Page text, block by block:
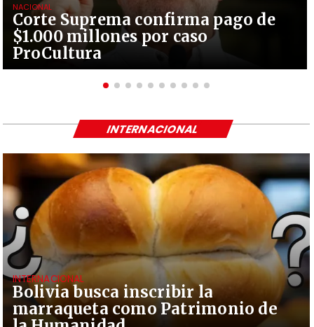
Corte Suprema confirma pago de
$1.000 millones por caso
ProCultura
NACIONAL
Bolivia busca inscribir la
marraqueta como Patrimonio de
INTERNACIONAL
INTERNACIONAL